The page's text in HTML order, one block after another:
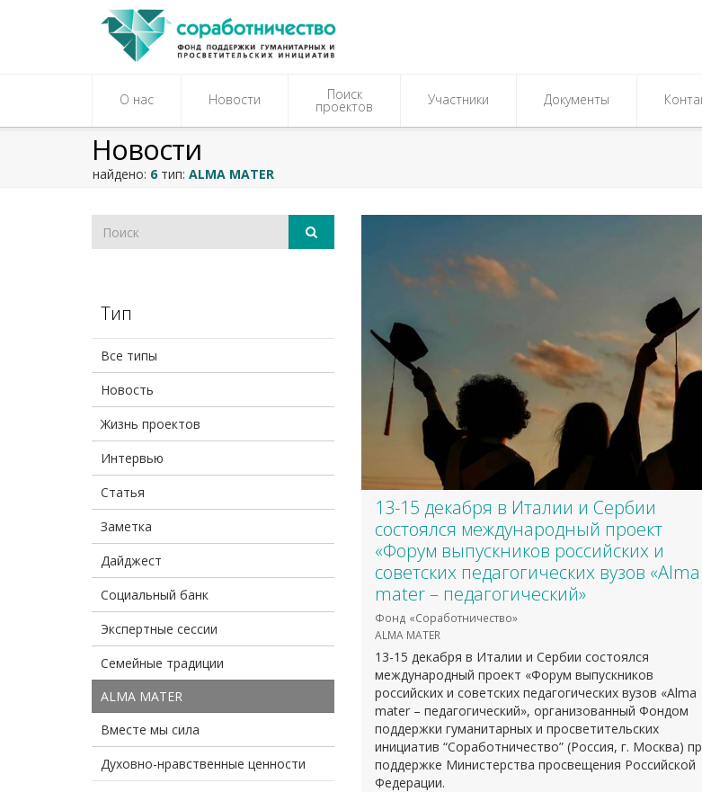
О нас Новости Поиск
проектов Участники Документы
Новости
найдено: 6 тип: ALMA MATER
Тип
Все типы
Новость
Жизнь проектов
Интервью
Статья
Заметка
Дайджест
Социальный банк
Экспертные сессии
Семейные традиции
ALMA MATER
Вместе мы сила
Духовно-нравственные ценности
13-15 декабря в Италии и Сербии
состоялся международный проект
«Форум выпускников российских и
советских педагогических вузов «Alma
mater – педагогический»
Фонд «Соработничество»
ALMA MATER
13-15 декабря в Италии и Сербии состоялся
международный проект «Форум выпускников
российских и советских педагогических вузов «Alma
mater – педагогический», организованный Фондом
поддержки гуманитарных и просветительских
инициатив “Соработничество” (Россия, г. Москва)
поддержке Министерства просвещения Российской
Федерации.